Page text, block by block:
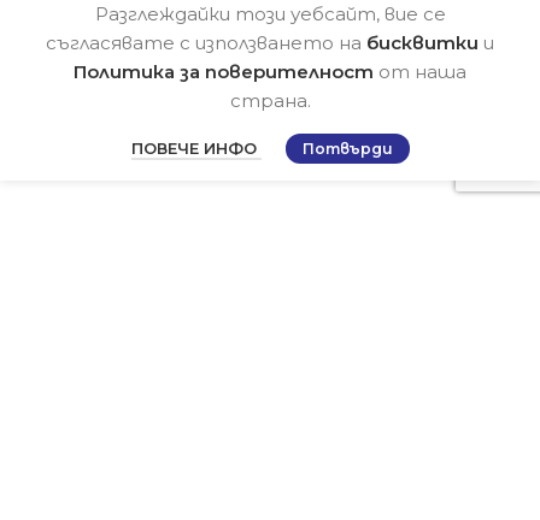
Разглеждайки този уебсайт, вие се
съгласявате с използването на бисквитки и
Политика за поверителност от наша
страна.
ПОВЕЧЕ ИНФО Потвърди